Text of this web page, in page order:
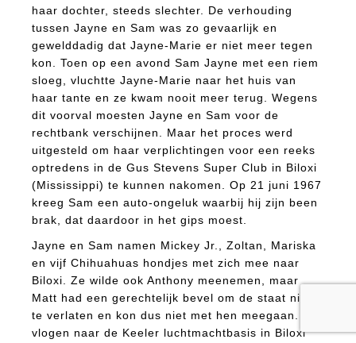
haar dochter, steeds slechter. De verhouding
tussen Jayne en Sam was zo gevaarlijk en
gewelddadig dat Jayne-Marie er niet meer tegen
kon. Toen op een avond Sam Jayne met een riem
sloeg, vluchtte Jayne-Marie naar het huis van
haar tante en ze kwam nooit meer terug. Wegens
dit voorval moesten Jayne en Sam voor de
rechtbank verschijnen. Maar het proces werd
uitgesteld om haar verplichtingen voor een reeks
optredens in de Gus Stevens Super Club in Biloxi
(Mississippi) te kunnen nakomen. Op 21 juni 1967
kreeg Sam een auto-ongeluk waarbij hij zijn been
brak, dat daardoor in het gips moest.
Jayne en Sam namen Mickey Jr., Zoltan, Mariska
en vijf Chihuahuas hondjes met zich mee naar
Biloxi. Ze wilde ook Anthony meenemen, maar
Matt had een gerechtelijk bevel om de staat niet
te verlaten en kon dus niet met hen meegaan. Ze
vlogen naar de Keeler luchtmachtbasis in Biloxi